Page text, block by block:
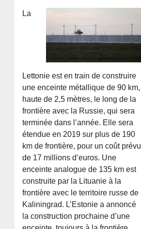
La
Lettonie est en train de construire
une enceinte métallique de 90 km,
haute de 2,5 mètres, le long de la
frontière avec la Russie, qui sera
terminée dans l’année. Elle sera
étendue en 2019 sur plus de 190
km de frontière, pour un coût prévu
de 17 millions d’euros. Une
enceinte analogue de 135 km est
construite par la Lituanie à la
frontière avec le territoire russe de
Kaliningrad. L’Estonie a annoncé
la construction prochaine d’une